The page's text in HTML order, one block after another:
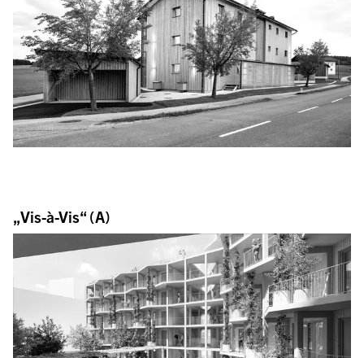
„Vis-à-Vis“ (A)